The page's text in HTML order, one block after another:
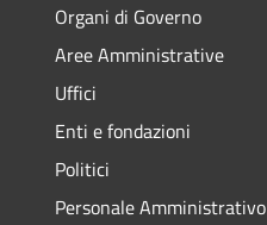
Organi di Governo
Aree Amministrative
Uffici
Enti e fondazioni
Politici
Personale Amministrativo